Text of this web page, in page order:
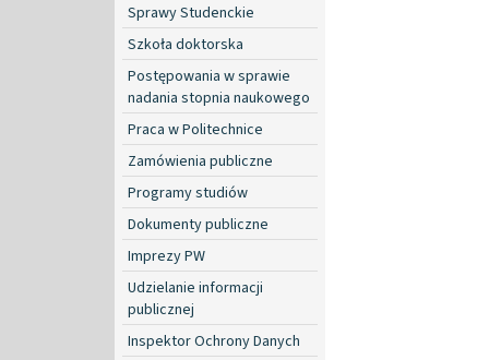
Sprawy Studenckie
Szkoła doktorska
Postępowania w sprawie
nadania stopnia naukowego
Praca w Politechnice
Zamówienia publiczne
Programy studiów
Dokumenty publiczne
Imprezy PW
Udzielanie informacji
publicznej
Inspektor Ochrony Danych